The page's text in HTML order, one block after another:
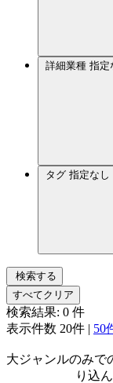
詳細業種 指定
タグ 指定なし
検索する
すべてクリア
検索結果: 0 件
表示件数 20件 | 50
大ジャンルのみで
り込